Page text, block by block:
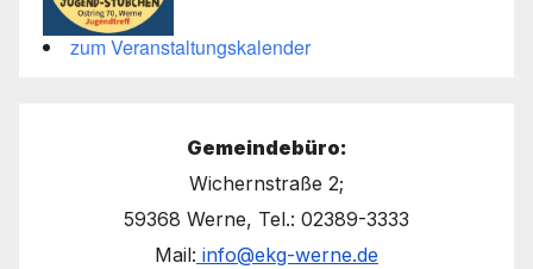
zum Veranstaltungskalender
Gemeindebüro:
Wichernstraße 2;
59368 Werne, Tel.: 02389-3333
Mail: info@ekg-werne.de